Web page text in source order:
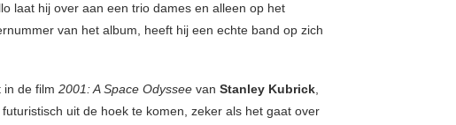
laat hij over aan een trio dames en alleen op het
van het album, heeft hij een echte band op zich
in de film 2001: A Space Odyssee van Stanley Kubrick,
uit de hoek te komen, zeker als het gaat over